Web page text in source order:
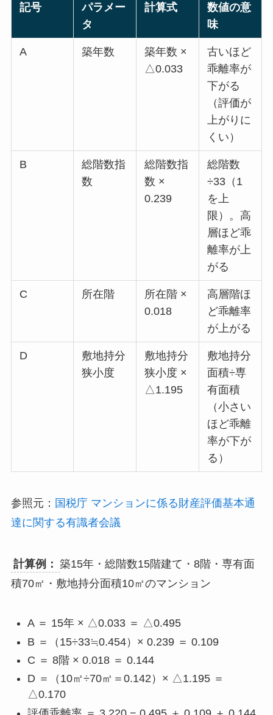
記号
パラメー
タ
計算式
数値の意
味
A 築年数
築年数 ×
△0.033
古いほど
乖離率が
下がる
（評価が
上がりに
くい）
B
総階数指
数
総階数指
数 ×
0.239
総階数
÷33（1
を上
限）。高
層ほど乖
離率が上
がる
C 所在階
所在階 ×
0.018
高層階ほ
ど乖離率
が上がる
D
敷地持分
狭小度
敷地持分
狭小度 ×
△1.195
敷地持分
面積÷専
有面積
（小さい
ほど乖離
率が下が
る）
参照元： 国税庁 マンションに係る財産評価基本通
達に関する有識者会議
計算例： 築15年・総階数15階建て・8階・専有面
積70㎡・敷地持分面積10㎡のマンション
A ＝ 15年 × △0.033 ＝ △0.495
B ＝（15÷33≒0.454）× 0.239 ＝ 0.109
C ＝ 8階 × 0.018 ＝ 0.144
D ＝（10㎡÷70㎡＝0.142）× △1.195 ＝
△0.170